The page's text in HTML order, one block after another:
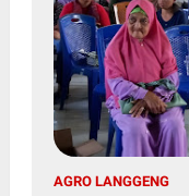
AGRO LANGGENG